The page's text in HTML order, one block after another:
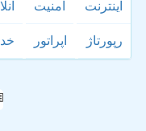
اینترنت امنیت
رپورتاژ اپراتور